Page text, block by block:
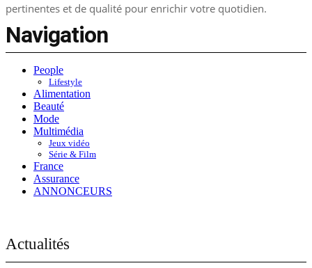
pertinentes et de qualité pour enrichir votre quotidien.
Navigation
People
Lifestyle
Alimentation
Beauté
Mode
Multimédia
Jeux vidéo
Série & Film
France
Assurance
ANNONCEURS
Actualités